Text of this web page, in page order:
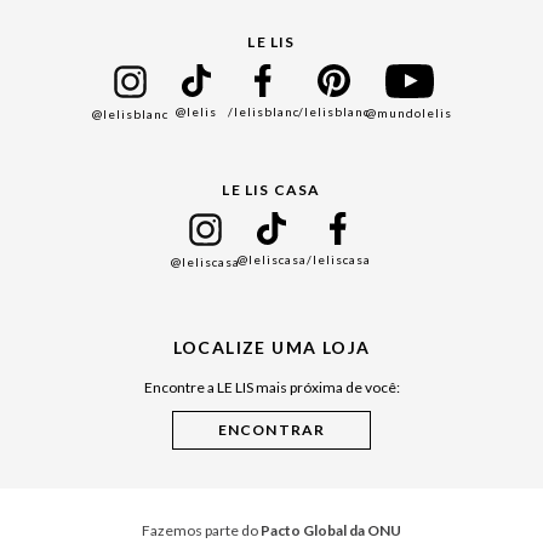
Black Friday
Cuidados Casa
LE LIS
@lelisblanc @lelis /lelisblanc/lelisblanc@mundolelis
LE LIS CASA
@leliscasa@leliscasa/leliscasa
LOCALIZE UMA LOJA
Encontre a LE LIS mais próxima de você:
Fazemos parte do Pacto Global da ONU